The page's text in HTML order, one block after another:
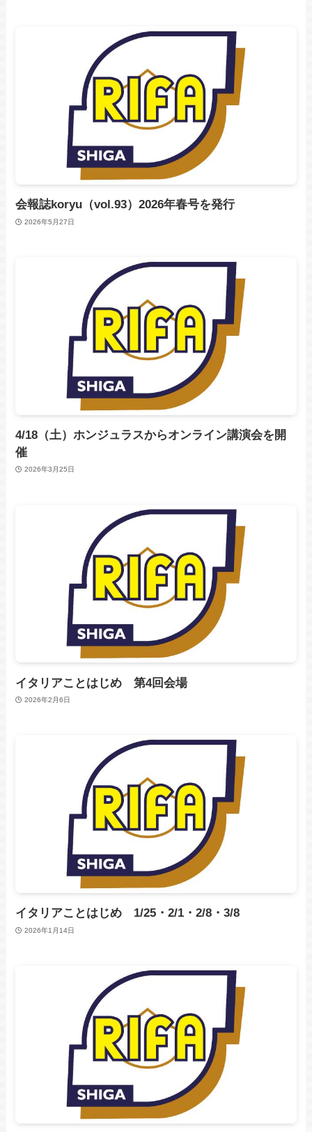
会報誌koryu（vol.93）2026年春号を発行
2026年5月27日
4/18（土）ホンジュラスからオンライン講演会を開
催
2026年3月25日
イタリアことはじめ 第4回会場
2026年2月6日
イタリアことはじめ 1/25・2/1・2/8・3/8
2026年1月14日